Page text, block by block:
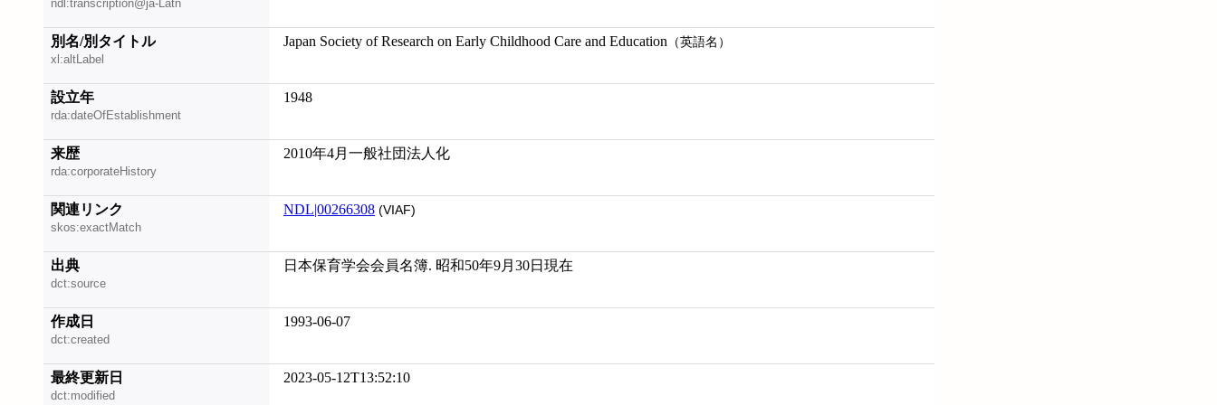
ndl:transcription@ja-Latn
別名/別タイトル
xl:altLabel
Japan Society of Research on Early Childhood Care and Education （英語名）
設立年
rda:dateOfEstablishment
1948
来歴
rda:corporateHistory
2010年4月一般社団法人化
関連リンク
skos:exactMatch
NDL|00266308 (VIAF)
出典
dct:source
日本保育学会会員名簿. 昭和50年9月30日現在
作成日
dct:created
1993-06-07
最終更新日
dct:modified
2023-05-12T13:52:10